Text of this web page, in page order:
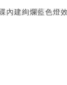
內建絢爛藍色燈效